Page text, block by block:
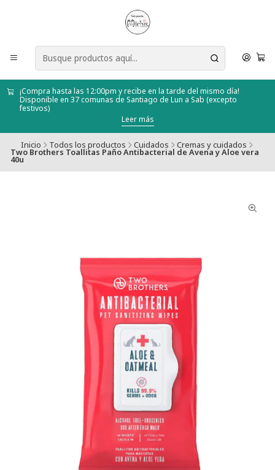
¡Compra hasta las 12:00pm y recibe en la tarde del mismo día!
Disponible en 37 comunas de Santiago de Lun a Sab (excepto
festivos)
Leer más
Inicio Todos los productos Cuidados Cremas y cuidados
Two Brothers Toallitas Paño Antibacterial de Avena y Aloe vera
40u